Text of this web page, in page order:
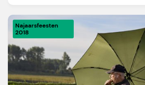
Najaarsfeesten
2018